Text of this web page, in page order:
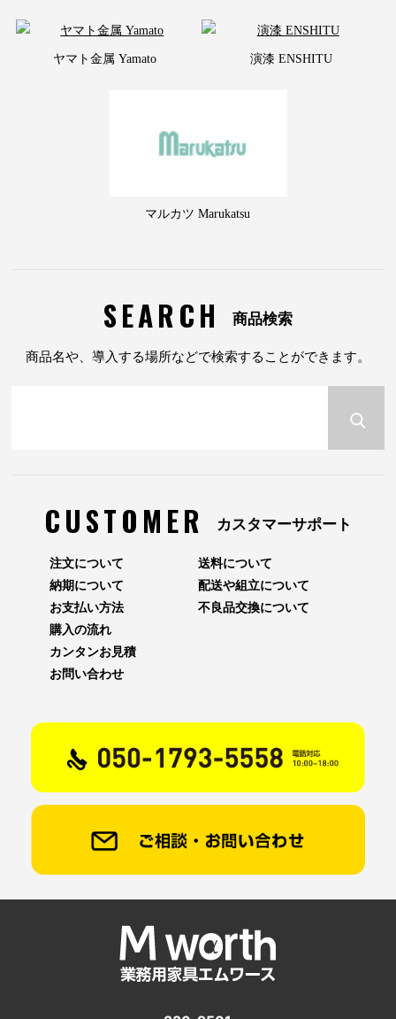
ヤマト金属 Yamato 演漆 ENSHITU
マルカツ Marukatsu
SEARCH 商品検索
商品名や、導入する場所などで検索することができます。
CUSTOMER カスタマーサポート
注文について
納期について
お支払い方法
送料について
配送や組立について
不良品交換について
購入の流れ
カンタンお見積
お問い合わせ